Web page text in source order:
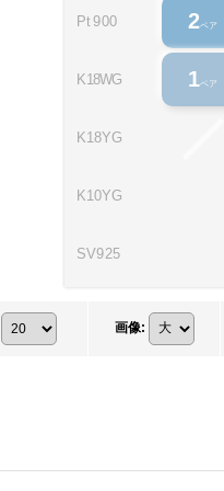
Pt900 2ペア
K18WG 1ペア
K18YG
K10YG
SV925
画像: